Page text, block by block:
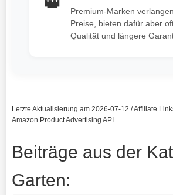
Premium-Marken
Preise, bieten dafür aber
Qualität und längere
Letzte Aktualisierung am 2026-07-12 / Affiliate
Amazon Product Advertising API
Beiträge aus der
Garten: